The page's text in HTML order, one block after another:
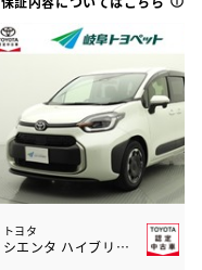
トヨタ
シエンタ ハイブリッド Z